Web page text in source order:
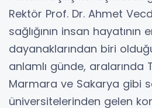
Rektör Prof. Dr. Ahmet
sağlığının insan hayatının
dayanaklarından biri
anlamlı günde, aralarında
Marmara ve Sakarya gibi
üniversitelerinden gelen